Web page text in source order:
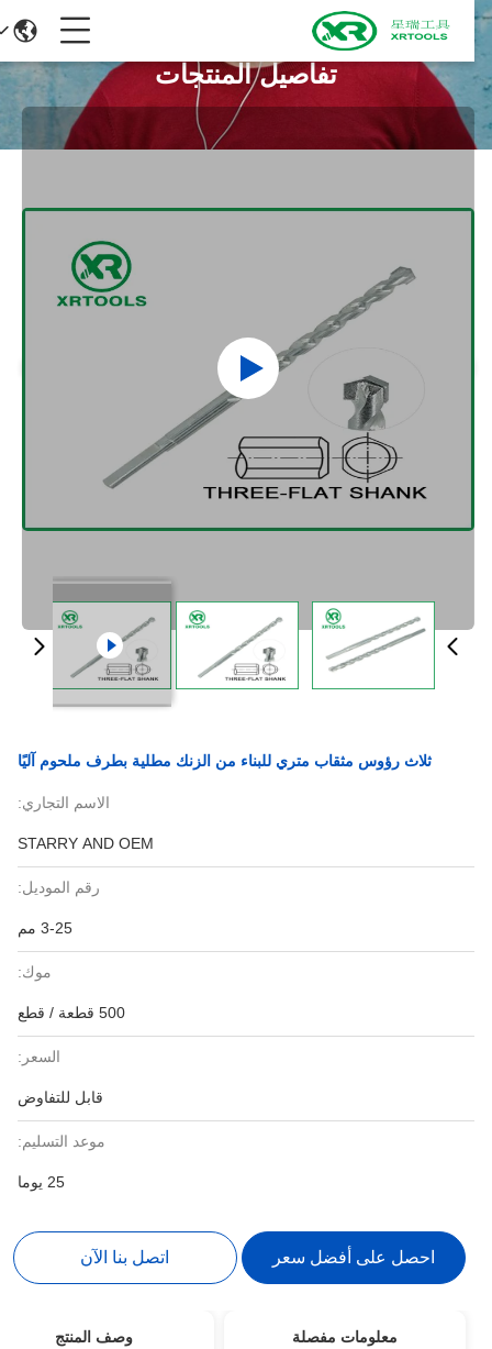
تفاصيل المنتجات
ثلاث رؤوس مثقاب متري للبناء من الزنك مطلية بطرف ملحوم آليًا
الاسم التجاري:
STARRY AND OEM
رقم الموديل:
3-25 مم
موك:
500 قطعة / قطع
السعر:
قابل للتفاوض
موعد التسليم:
25 يوما
احصل على أفضل سعر اتصل بنا الآن
معلومات مفصلة وصف المنتج